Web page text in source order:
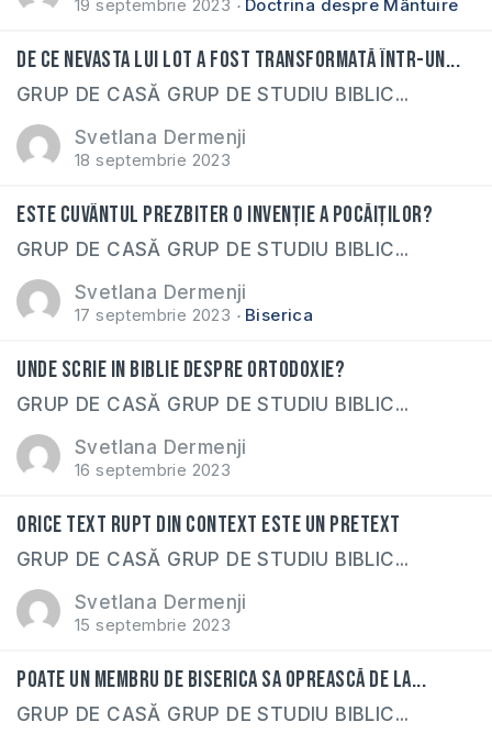
19 septembrie 2023 Doctrina despre Mântuire
De ce nevasta lui Lot a fost transformată într-un...
GRUP DE CASĂ GRUP DE STUDIU BIBLIC...
Svetlana Dermenji
18 septembrie 2023
Este cuvântul PREZBITER o invenție a pocăiților?
GRUP DE CASĂ GRUP DE STUDIU BIBLIC...
Svetlana Dermenji
17 septembrie 2023 Biserica
Unde scrie in Biblie despre ORTODOXIE?
GRUP DE CASĂ GRUP DE STUDIU BIBLIC...
Svetlana Dermenji
16 septembrie 2023
Orice text rupt din context este un pretext
GRUP DE CASĂ GRUP DE STUDIU BIBLIC...
Svetlana Dermenji
15 septembrie 2023
Poate un membru de biserica sa oprească de la...
GRUP DE CASĂ GRUP DE STUDIU BIBLIC...